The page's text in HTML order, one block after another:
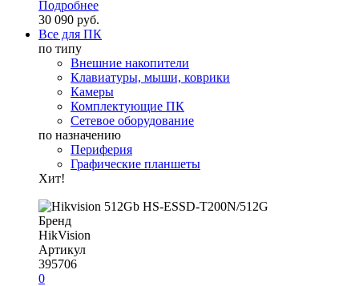
Подробнее
30 090 руб.
Все для ПК
по типу
Внешние накопители
Клавиатуры, мыши, коврики
Камеры
Комплектующие ПК
Сетевое оборудование
по назначению
Периферия
Графические планшеты
Хит!
Бренд
HikVision
Артикул
395706
0